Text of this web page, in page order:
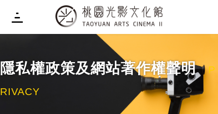
隱私權政策及網站著作權聲明
P
RIVACY